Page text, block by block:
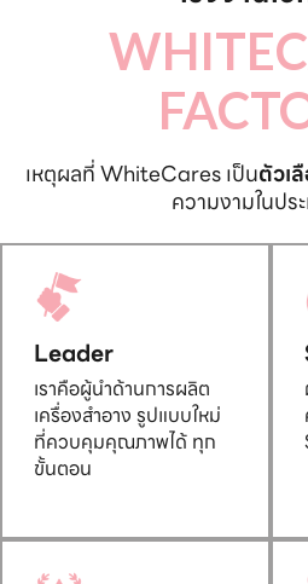
เหตุผลที่ WhiteCares เป็นตัวเ
ความงามในปร
Leader
เราคือผู้นำด้านการผลิต
เครื่องสำอาง รูปแบบใหม่
ที่ควบคุมคุณภาพได้ ทุก
ขั้นตอน